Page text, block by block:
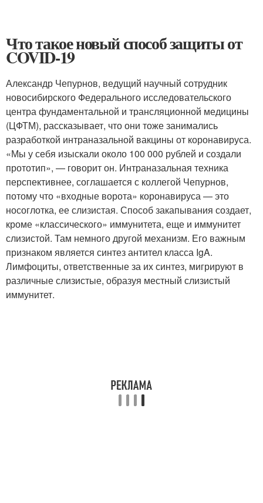
Что такое новый способ защиты от
COVID-19
Александр Чепурнов, ведущий научный сотрудник
новосибирского Федерального исследовательского
центра фундаментальной и трансляционной медицины
(ЦФТМ), рассказывает, что они тоже занимались
разработкой интраназальной вакцины от коронавируса.
«Мы у себя изыскали около 100 000 рублей и создали
прототип», — говорит он. Интраназальная техника
перспективнее, соглашается с коллегой Чепурнов,
потому что «входные ворота» коронавируса — это
носоглотка, ее слизистая. Способ закапывания создает,
кроме «классического» иммунитета, еще и иммунитет
слизистой. Там немного другой механизм. Его важным
признаком является синтез антител класса IgA.
Лимфоциты, ответственные за их синтез, мигрируют в
различные слизистые, образуя местный слизистый
иммунитет.